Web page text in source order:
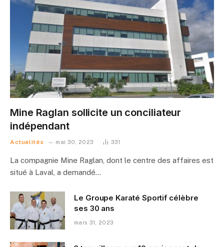
Mine Raglan sollicite un conciliateur
indépendant
Actualités mai 30, 2023 331
La compagnie Mine Raglan, dont le centre des affaires est
situé à Laval, a demandé…
Le Groupe Karaté Sportif célèbre
ses 30 ans
mars 31, 2023